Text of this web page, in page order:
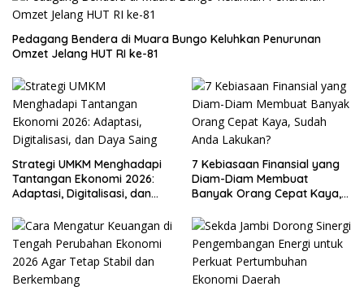
Pedagang Bendera di Muara Bungo Keluhkan Penurunan
Omzet Jelang HUT RI ke-81
Strategi UMKM Menghadapi
Tantangan Ekonomi 2026:
Adaptasi, Digitalisasi, dan
7 Kebiasaan Finansial yang
Diam-Diam Membuat
Banyak Orang Cepat Kaya,